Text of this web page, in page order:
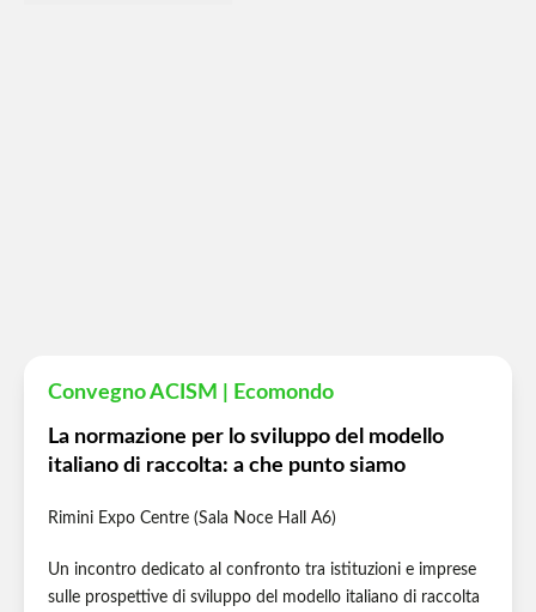
Convegno ACISM | Ecomondo
La normazione per lo sviluppo del modello
italiano di raccolta: a che punto siamo
Rimini Expo Centre (Sala Noce Hall A6)
Un incontro dedicato al confronto tra istituzioni e imprese
sulle prospettive di sviluppo del modello italiano di raccolta